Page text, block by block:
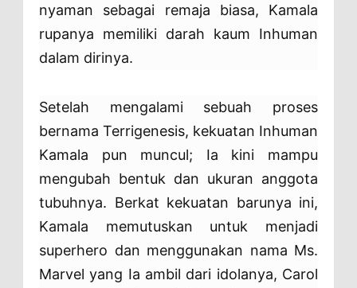
nyaman sebagai remaja biasa, Kamala
rupanya memiliki darah kaum Inhuman
dalam dirinya.
Setelah mengalami sebuah proses
bernama Terrigenesis, kekuatan Inhuman
Kamala pun muncul; Ia kini mampu
mengubah bentuk dan ukuran anggota
tubuhnya. Berkat kekuatan barunya ini,
Kamala memutuskan untuk menjadi
superhero dan menggunakan nama Ms.
Marvel yang Ia ambil dari idolanya, Carol